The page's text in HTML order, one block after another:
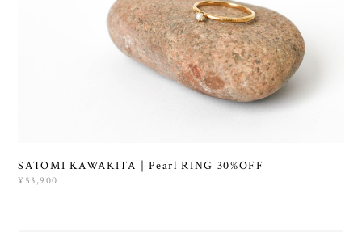
SATOMI KAWAKITA｜Pearl RING 30%OFF
¥53,900